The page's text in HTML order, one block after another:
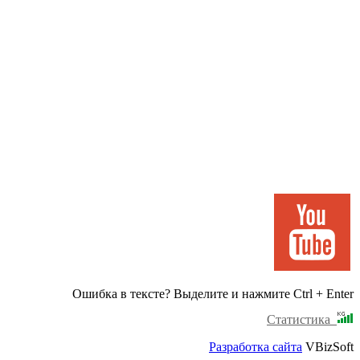
Ошибка в тексте? Выделите и нажмите Ctrl + Enter
Статистика
Разработка сайта VBizSoft